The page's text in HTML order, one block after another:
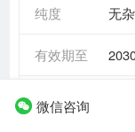
纯度 无
有效期至
需求情况
微信咨询